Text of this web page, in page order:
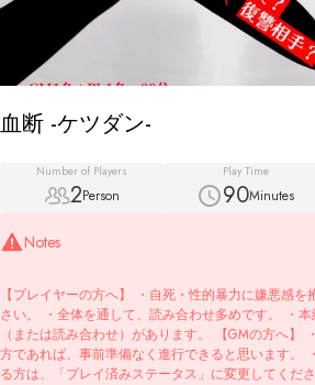
血断 -ケツダン-
Number of Players
2Person
Play Time
90Minutes
Notes
【プレイヤーの方へ】 ・自死・性的暴力に嫌悪感
さい。 ・全体を通して、読み合わせ多めです。 ・
（または読み合わせ）があります。 【GMの方へ】
方であれば、事前準備なく進行できると思います。
る方は、「プレイ済みステータス」に変更してくださ